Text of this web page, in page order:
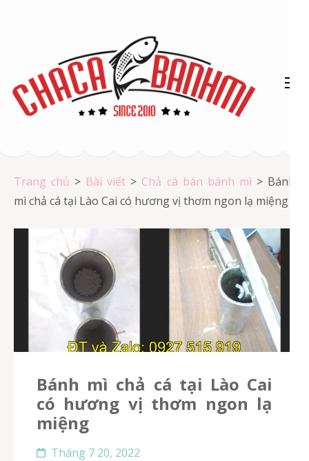
nội
dung
Trang chủ > Bài viết > Chả cá bán bánh mì > Bánh
mì chả cá tại Lào Cai có hương vị thơm ngon lạ miệng
Bánh mì chả cá tại Lào Cai
có hương vị thơm ngon lạ
miệng
Tháng 7 20, 2022